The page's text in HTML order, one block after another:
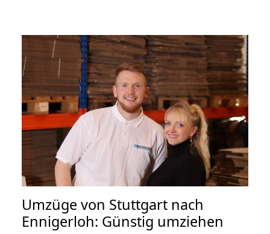
Umzüge von Stuttgart nach
Ennigerloh: Günstig umziehen